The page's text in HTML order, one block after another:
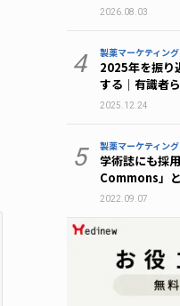
2026.08.03
4 製薬マーケティング
2025年を振り
する｜有識者
ク総まとめ
2025.12.24
5 製薬マーケティング
学術誌にも採
Commons」
2022.09.07